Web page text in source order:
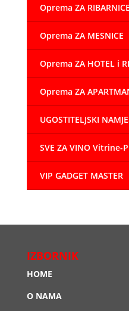
Oprema ZA RIBARNICE
Oprema ZA MESNICE
Oprema ZA HOTEL i
Oprema ZA
UGOSTITELJSKI
SVE ZA VINO Vitrine-
VIP GADGET MASTER
IZBORNIK
HOME
O NAMA